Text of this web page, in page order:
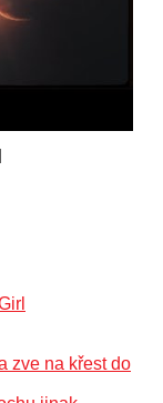
zve na křest do